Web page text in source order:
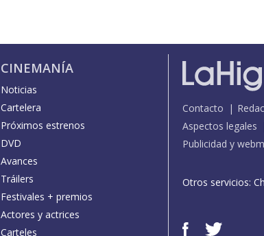
CINEMANÍA
Noticias
Cartelera
Próximos estrenos
DVD
Avances
Tráilers
Festivales + premios
Actores y actrices
Carteles
Contacto
Aspectos legales
Publicidad y
Otros servicios: